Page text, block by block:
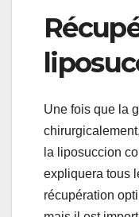
Une fois que la
la liposuccion
expliquera tous
récupération